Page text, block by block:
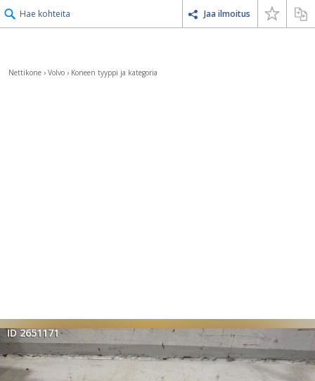
Hae kohteita Jaa ilmoitus
Nettikone › Volvo › Koneen tyyppi ja kategoria
ID 2651171